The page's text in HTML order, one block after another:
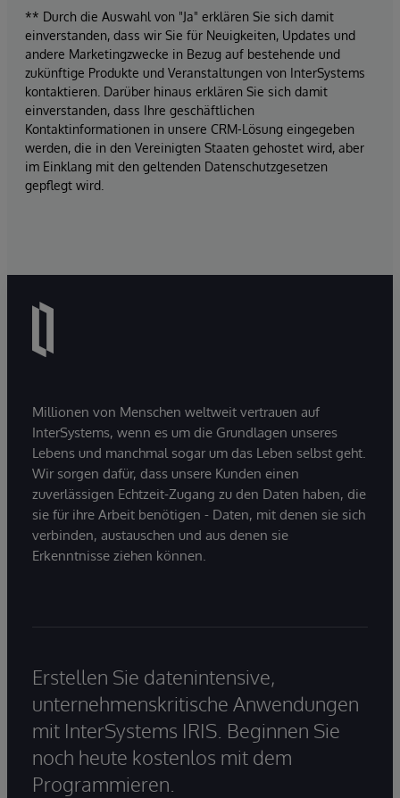
** Durch die Auswahl von "Ja" erklären Sie sich damit
einverstanden, dass wir Sie für Neuigkeiten, Updates und
andere Marketingzwecke in Bezug auf bestehende und
zukünftige Produkte und Veranstaltungen von InterSystems
kontaktieren. Darüber hinaus erklären Sie sich damit
einverstanden, dass Ihre geschäftlichen
Kontaktinformationen in unsere CRM-Lösung eingegeben
werden, die in den Vereinigten Staaten gehostet wird, aber
im Einklang mit den geltenden Datenschutzgesetzen
gepflegt wird.
Millionen von Menschen weltweit vertrauen auf
InterSystems, wenn es um die Grundlagen unseres
Lebens und manchmal sogar um das Leben selbst geht.
Wir sorgen dafür, dass unsere Kunden einen
zuverlässigen Echtzeit-Zugang zu den Daten haben, die
sie für ihre Arbeit benötigen - Daten, mit denen sie sich
verbinden, austauschen und aus denen sie
Erkenntnisse ziehen können.
Erstellen Sie datenintensive,
unternehmenskritische Anwendungen
mit InterSystems IRIS. Beginnen Sie
noch heute kostenlos mit dem
Programmieren.